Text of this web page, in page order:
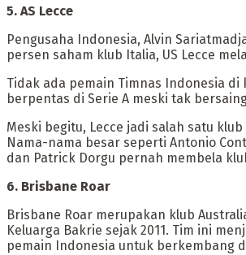
‎5. AS Lecce
‎Pengusaha Indonesia, Alvin
persen saham klub Italia, US Lecce
‎Tidak ada pemain Timnas Indonesia di
berpentas di Serie A meski tak
‎Meski begitu, Lecce jadi salah satu
Nama-nama besar seperti Antonio
dan Patrick Dorgu pernah membela
‎6. Brisbane Roar
‎Brisbane Roar merupakan klub
Keluarga Bakrie sejak 2011. Tim ini
pemain Indonesia untuk berkembang